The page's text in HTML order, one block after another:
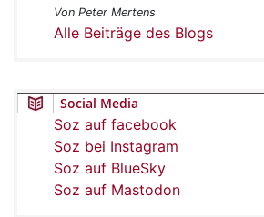
Von Peter Mertens
Alle Beiträge des Blogs
Social Media
Soz auf facebook
Soz bei Instagram
Soz auf BlueSky
Soz auf Mastodon